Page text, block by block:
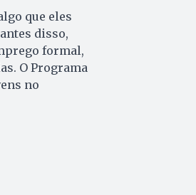
que eles
disso,
formal,
O Programa
no